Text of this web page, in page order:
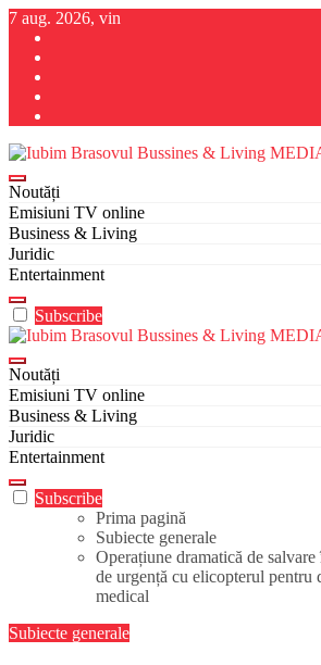
Sari
conținut
7 aug. 2026, vin
Iubim Brasovul Bussines & Living MEDIA
Din pasiune și dragoste pentru Brașoveni
Noutăți
Emisiuni TV online
Business & Living
Juridic
Entertainment
Subscribe
Iubim Brasovul Bussines & Living MEDIA
Din pasiune și dragoste pentru Brașoveni
Noutăți
Emisiuni TV online
Business & Living
Juridic
Entertainment
Subscribe
Prima pagină
Subiecte generale
Operațiune dramatică de
de urgență cu elicopterul pentru
medical
Subiecte generale